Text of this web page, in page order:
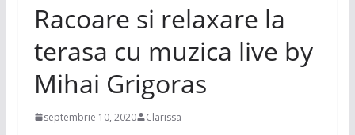
Racoare si relaxare la
terasa cu muzica live by
Mihai Grigoras
septembrie 10, 2020 Clarissa